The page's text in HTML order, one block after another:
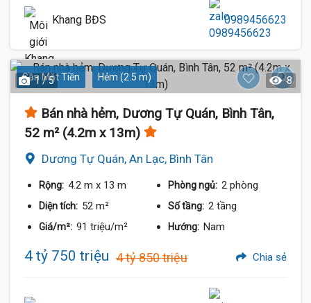
Khang BĐS 0989456623
Gần Mặt Tiền Hẻm (2.5 m)
1 / 5 8
Bán nhà hẻm, Dương Tự Quán, Bình Tân,
52 m² (4.2m x 13m)
Dương Tự Quán, An Lạc, Bình Tân
Rộng: 4.2 m x 13 m Phòng ngủ: 2 phòng
Diện tích: 52 m² Số tầng: 2 tầng
Giá/m²: 91 triệu/m² Hướng: Nam
4 tỷ 750 triệu 4 tỷ 850 triệu Chia sẻ